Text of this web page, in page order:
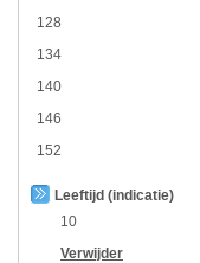
128
134
140
146
152
Leeftijd (indicatie)
10
Verwijder